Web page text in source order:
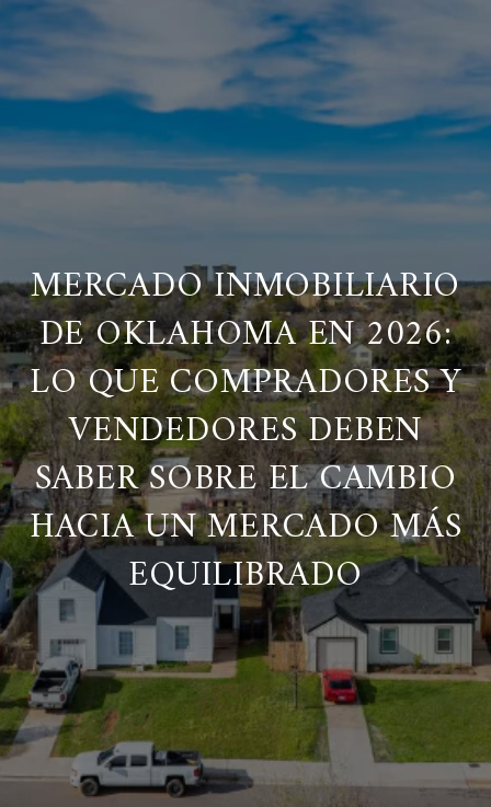
MERCADO INMOBILIARIO
DE OKLAHOMA EN 2026:
LO QUE COMPRADORES Y
VENDEDORES DEBEN
SABER SOBRE EL CAMBIO
HACIA UN MERCADO MÁS
EQUILIBRADO